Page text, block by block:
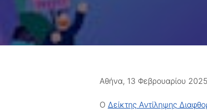
Αθήνα, 13 Φεβρουαρίου 2025
Ο Δείκτης Αντίληψης